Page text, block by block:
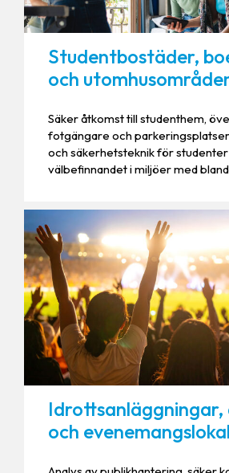
Studentbostäder,
och
Säker åtkomst till studenthem,
fotgängare och
och säkerhetsteknik för
välbefinnandet i miljöer med
och